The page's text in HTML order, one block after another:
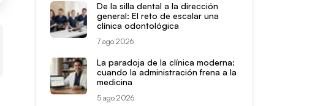
De la silla dental a la dirección
general: El reto de escalar una
clínica odontológica
7 ago 2026
La paradoja de la clínica moderna:
cuando la administración frena a la
medicina
5 ago 2026